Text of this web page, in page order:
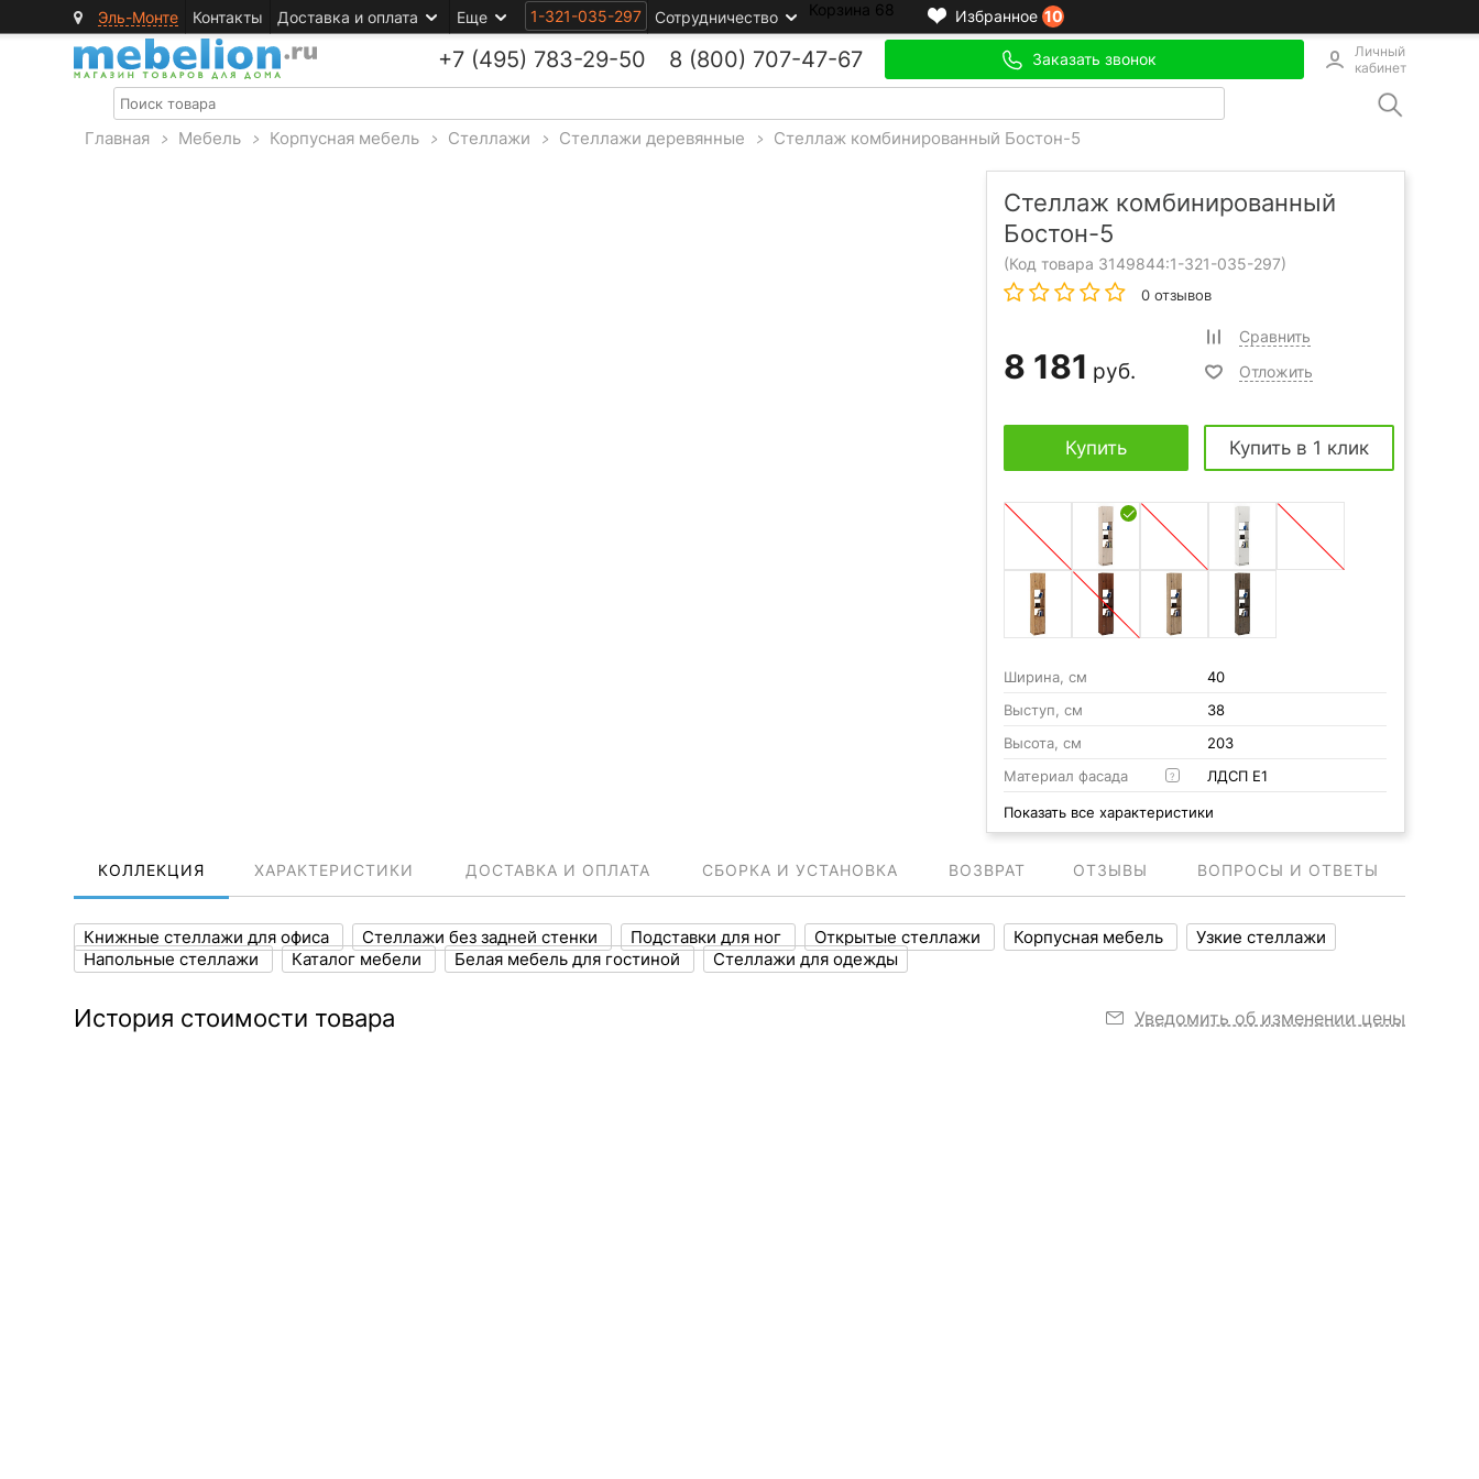
Эль-Монте Контакты Доставка и оплата Еще 1-321-035-297 Сотрудничество Избранное 10
Корзина 68
+7 (495) 783-29-50 8 (800) 707-47-67 Заказать звонок
Личный
кабинет
Главная > Мебель > Корпусная мебель > Стеллажи > Стеллажи деревянные > Стеллаж комбинированный Бостон-5
Стеллаж комбинированный
Бостон-5
(Код товара 3149844:1-321-035-297)
0 отзывов
8 181 руб.
Сравнить
Отложить
Купить Купить в 1 клик
Ширина, см
40
Выступ, см
38
Высота, см
203
Материал фасада
? ЛДСП Е1
Показать все характеристики
КОЛЛЕКЦИЯ ХАРАКТЕРИСТИКИ ДОСТАВКА И ОПЛАТА СБОРКА И УСТАНОВКА ВОЗВРАТ ОТЗЫВЫ ВОПРОСЫ И ОТВЕТЫ
Книжные стеллажи для офиса Стеллажи без задней стенки Подставки для ног Открытые стеллажи Корпусная мебель
Узкие стеллажи
Напольные стеллажи
Каталог мебели Белая мебель для гостиной Стеллажи для одежды
История стоимости товара Уведомить об изменении цены